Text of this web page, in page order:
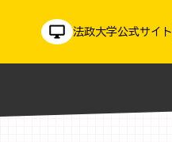
法政大学公式サイト